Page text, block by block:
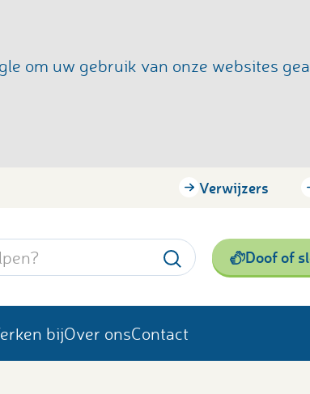
om uw gebruik van onze websites
Verwijzers
Doof of
bijOver onsContact